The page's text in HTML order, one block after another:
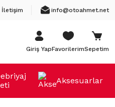
İletişim info@otoahmet.net
Giriş YapFavorilerimSepetim
Aksesuarlar